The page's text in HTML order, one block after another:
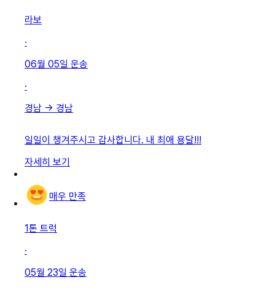
라보
·
06월 05일 운송
·
경남 → 경남
일일이 챙겨주시고 감사합니다. 내 최애 용달!!!
자세히 보기
매우 만족
1톤 트럭
·
05월 23일 운송